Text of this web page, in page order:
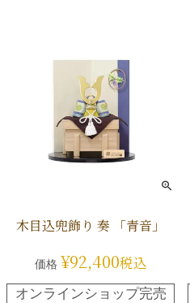
木目込兜飾り 奏 「青音」
価格 ¥92,400税込
オンラインショップ完売